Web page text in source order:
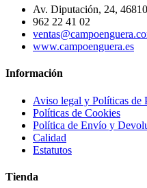
Av. Diputación, 24,
962 22 41 02
www.campoenguera.es
Información
Aviso legal y Políticas de
Políticas de Cookies
Política de Envío y
Calidad
Estatutos
Tienda